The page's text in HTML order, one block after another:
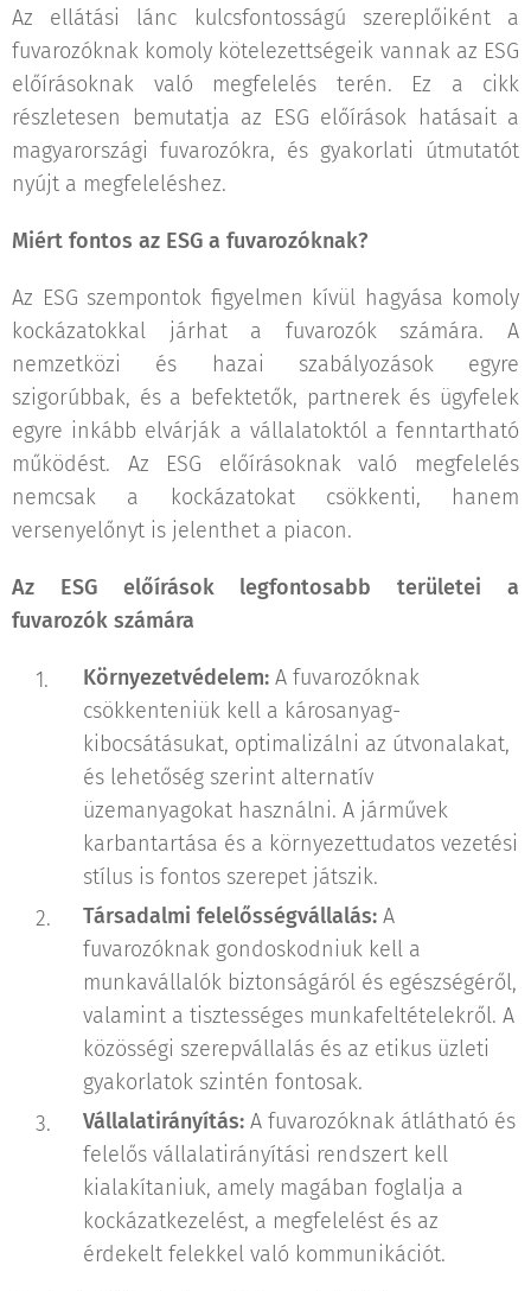
Az ellátási lánc kulcsfontosságú szereplőiként a
fuvarozóknak komoly kötelezettségeik vannak az ESG
előírásoknak való megfelelés terén. Ez a cikk
részletesen bemutatja az ESG előírások hatásait a
magyarországi fuvarozókra, és gyakorlati útmutatót
nyújt a megfeleléshez.
Miért fontos az ESG a fuvarozóknak?
Az ESG szempontok figyelmen kívül hagyása komoly
kockázatokkal járhat a fuvarozók számára. A
nemzetközi és hazai szabályozások egyre
szigorúbbak, és a befektetők, partnerek és ügyfelek
egyre inkább elvárják a vállalatoktól a fenntartható
működést. Az ESG előírásoknak való megfelelés
nemcsak a kockázatokat csökkenti, hanem
versenyelőnyt is jelenthet a piacon.
Az ESG előírások legfontosabb területei a
fuvarozók számára
Környezetvédelem: A fuvarozóknak
csökkenteniük kell a károsanyag-
kibocsátásukat, optimalizálni az útvonalakat,
és lehetőség szerint alternatív
üzemanyagokat használni. A járművek
karbantartása és a környezettudatos vezetési
stílus is fontos szerepet játszik.
Társadalmi felelősségvállalás: A
fuvarozóknak gondoskodniuk kell a
munkavállalók biztonságáról és egészségéről,
valamint a tisztességes munkafeltételekről. A
közösségi szerepvállalás és az etikus üzleti
gyakorlatok szintén fontosak.
Vállalatirányítás: A fuvarozóknak átlátható és
felelős vállalatirányítási rendszert kell
kialakítaniuk, amely magában foglalja a
kockázatkezelést, a megfelelést és az
érdekelt felekkel való kommunikációt.